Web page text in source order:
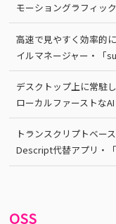
モーショングラフィッ
高速で見やすく効率的
イルマネージャー・「
デスクトップ上に常駐
ローカルファーストな
トランスクリプトベー
Descript代替アプリ・
OSS